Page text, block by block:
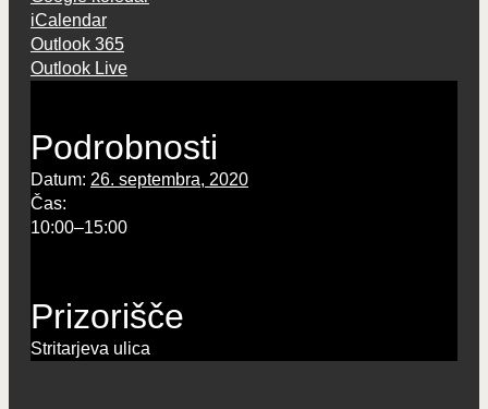
iCalendar
Outlook 365
Outlook Live
Podrobnosti
Datum: 26. septembra, 2020
Čas:
10:00–15:00
Prizorišče
Stritarjeva ulica